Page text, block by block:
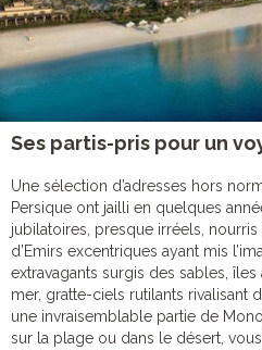
Ses partis-pris pour un
Une sélection d’adresses hors
Persique ont jailli en quelques
jubilatoires, presque irréels,
d’Emirs excentriques ayant mis
extravagants surgis des sables,
mer, gratte-ciels rutilants rivalisant
une invraisemblable partie de
sur la plage ou dans le désert, vous